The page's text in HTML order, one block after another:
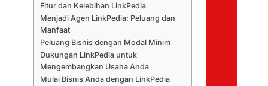
Fitur dan Kelebihan LinkPedia
Menjadi Agen LinkPedia: Peluang dan
Manfaat
Peluang Bisnis dengan Modal Minim
Dukungan LinkPedia untuk
Mengembangkan Usaha Anda
Mulai Bisnis Anda dengan LinkPedia